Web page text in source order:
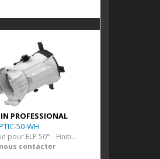
PROFESSIONAL
50-WH
Optique pour ELP 50° - Finition Blanche
contacter